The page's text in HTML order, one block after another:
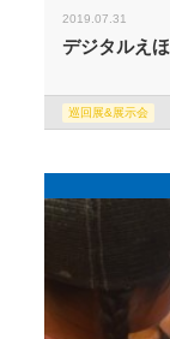
2019.07.31
デジタルえ
巡回展&展示会